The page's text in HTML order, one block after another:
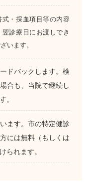
・採血項目等の内容
診療日にお渡しでき
います。
ドバックします。検
合も、当院で継続し
。
ます。市の特定健診
には無料（もしくは
られます。